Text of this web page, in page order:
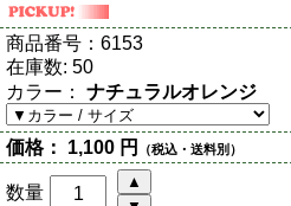
商品番号： 6153
在庫数: 50
カラー： ナチュラルオレンジ
価格： 1,100 円 （税込・送料別）
数量